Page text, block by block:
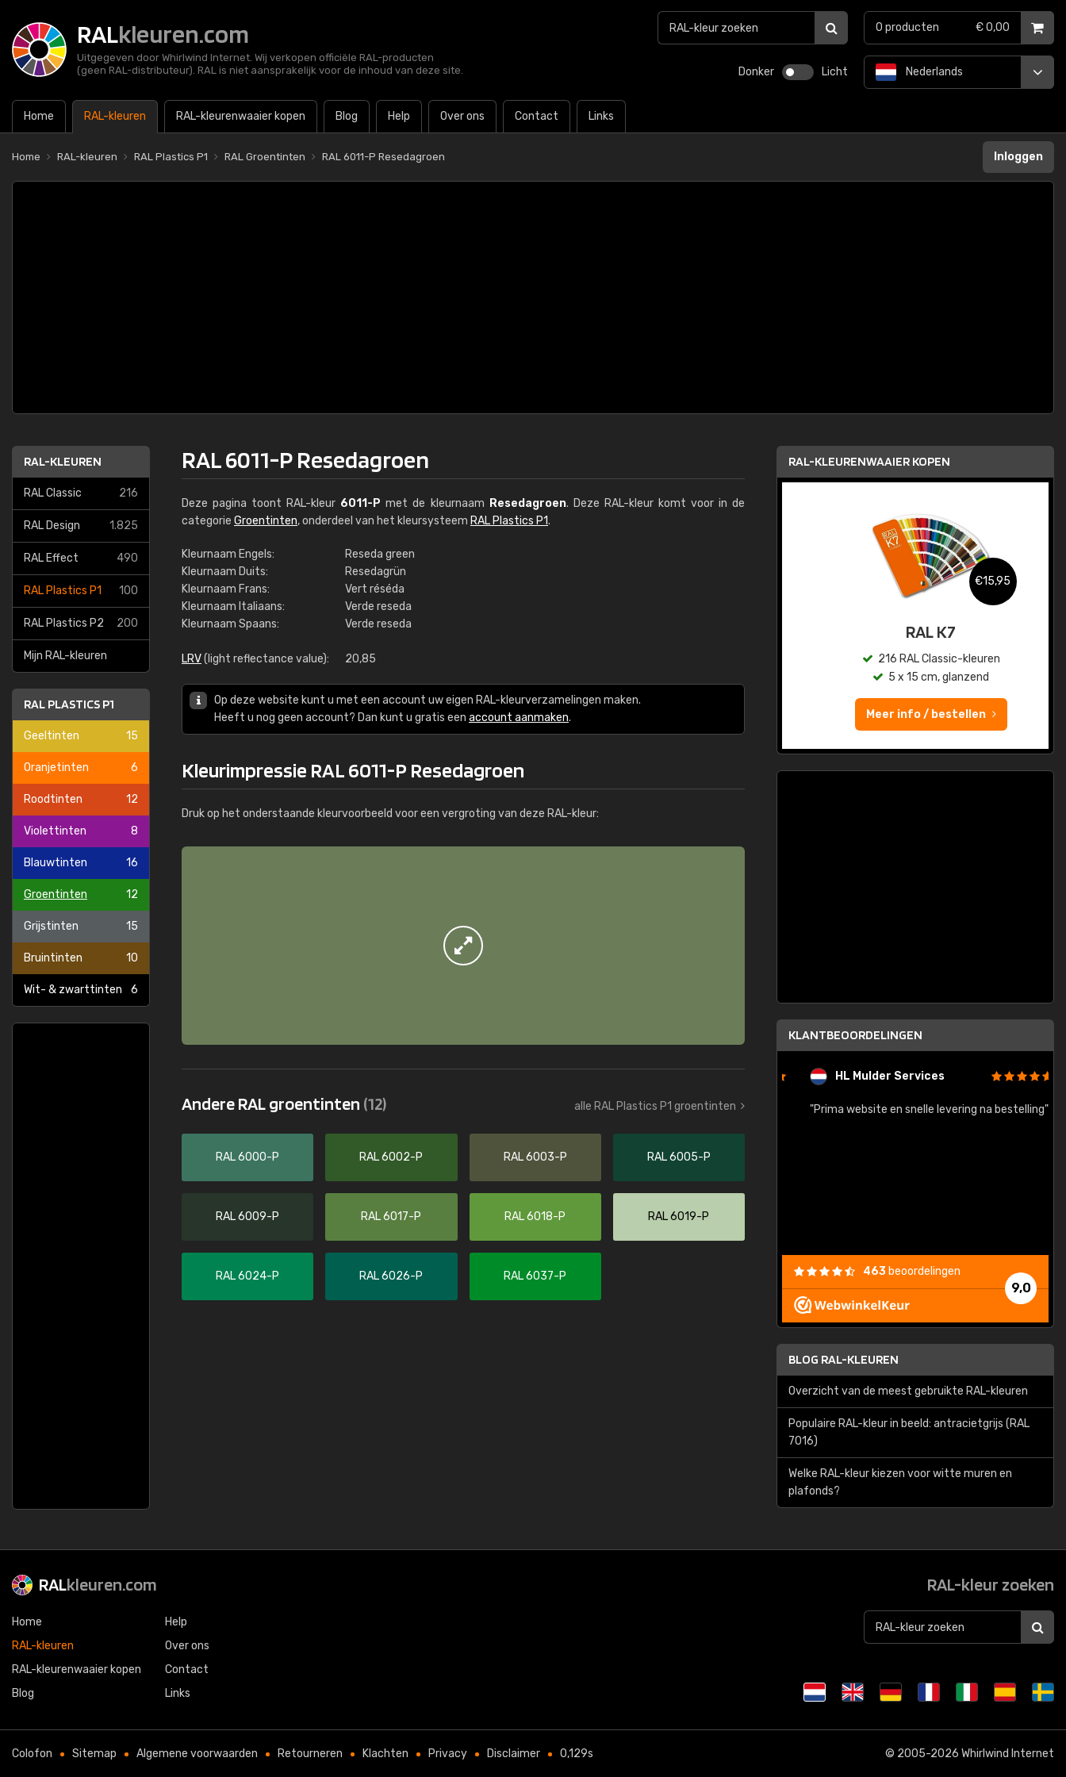
RALkleuren.com
Uitgegeven door Whirlwind Internet. Wij verkopen officiële RAL-producten
(geen RAL-distributeur). RAL is niet aansprakelijk voor de inhoud van deze site.
Donker Licht
Home RAL-kleuren RAL-kleurenwaaier kopen Blog Help Over ons Contact Links
Nederlands
0 producten € 0,00
Home RAL-kleuren RAL Plastics P1 RAL Groentinten RAL 6011-P Resedagroen Inloggen
RAL-KLEUREN
RAL Classic 216
RAL Design 1.825
RAL Effect 490
RAL Plastics P1 100
RAL Plastics P2 200
Mijn RAL-kleuren
RAL PLASTICS P1
Geeltinten 15
Oranjetinten 6
Roodtinten 12
Violettinten 8
Blauwtinten 16
Groentinten 12
Grijstinten 15
Bruintinten 10
Wit- & zwarttinten 6
RAL 6011-P Resedagroen
Deze pagina toont RAL-kleur 6011-P met de kleurnaam Resedagroen. Deze RAL-kleur komt voor in de
categorie Groentinten, onderdeel van het kleursysteem RAL Plastics P1.
Kleurnaam Engels:
Reseda green
Kleurnaam Duits:
Resedagrün
Kleurnaam Frans:
Vert réséda
Kleurnaam Italiaans:
Verde reseda
Kleurnaam Spaans:
Verde reseda
LRV(light reflectance value): 20,85
Op deze website kunt u met een account uw eigen RAL-kleurverzamelingen maken.
Heeft u nog geen account? Dan kunt u gratis een account aanmaken.
Kleurimpressie RAL 6011-P Resedagroen
Druk op het onderstaande kleurvoorbeeld voor een vergroting van deze RAL-kleur:
Andere RAL groentinten (12) alle RAL Plastics P1 groentinten
RAL 6000-P RAL 6002-P RAL 6003-P RAL 6005-P
RAL 6009-P RAL 6017-P RAL 6018-P RAL 6019-P
RAL 6024-P RAL 6026-P RAL 6037-P
RAL-KLEURENWAAIER KOPEN
€15,95
RAL K7
216 RAL Classic-kleuren
5 x 15 cm, glanzend
Meer info / bestellen
KLANTBEOORDELINGEN
"Super snelle service en zeer betaalbaar!"
HL Mulder Services
"Prima website en snelle levering na bestelling"
9,0
463 beoordelingen
BLOG RAL-KLEUREN
Overzicht van de meest gebruikte RAL-kleuren
Populaire RAL-kleur in beeld: antracietgrijs (RAL
7016)
Welke RAL-kleur kiezen voor witte muren en
plafonds?
RALkleuren.com
Home
RAL-kleuren
RAL-kleurenwaaier kopen
Blog
Help
Over ons
Contact
Links
RAL-kleur zoeken
Colofon Sitemap Algemene voorwaarden Retourneren Klachten Privacy Disclaimer 0,129s © 2005-2026 Whirlwind Internet